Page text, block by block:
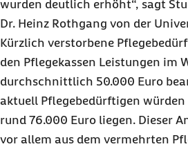
wurden deutlich erhöht“, sagt
Dr. Heinz Rothgang von der
Kürzlich verstorbene
den Pflegekassen Leistungen im
durchschnittlich 50.000 Euro
aktuell Pflegebedürftigen würden
rund 76.000 Euro liegen. Dieser
vor allem aus dem vermehrten